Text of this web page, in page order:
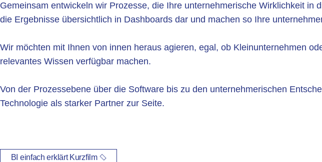
Gemeinsam entwickeln wir Prozesse, die Ihre unternehmerische Wirklichkeit
die Ergebnisse übersichtlich in Dashboards dar und machen so Ihre
Wir möchten mit Ihnen von innen heraus agieren, egal, ob Kleinunternehmen
relevantes Wissen verfügbar machen.
Von der Prozessebene über die Software bis zu den unternehmerischen
Technologie als starker Partner zur Seite.
BI einfach erklärt Kurzfilm